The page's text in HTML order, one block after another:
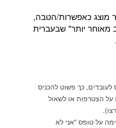
מוצג כאפשרות/הטבה,
מאוחר יותר" שבעברית
כך פשוט להכניס
על הצטרפות או לשאול
על טופס "אני לא